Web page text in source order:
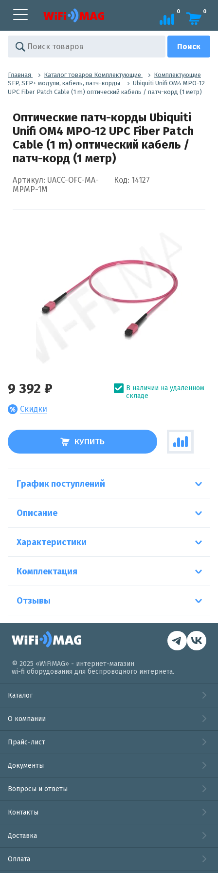
0 0
Главная Каталог товаров Комплектующие
Комплектующие
SFP, SFP+ модули, кабель, патч-корды
Ubiquiti Unifi OM4 MPO-12
UPC Fiber Patch Cable (1 m) оптический кабель / патч-корд (1 метр)
Оптические патч-корды Ubiquiti
Unifi OM4 MPO-12 UPC Fiber Patch
Cable (1 m) оптический кабель /
патч-корд (1 метр)
Артикул: UACC-OFC-MA-
MPMP-1M
Код: 14127
9 392 ₽
Скидки
В наличии на удаленном
складе
КУПИТЬ
График поступлений
Описание
Характеристики
Комплектация
Отзывы
© 2025 «WiFiMAG» - интернет-магазин
wi-fi оборудования для беспроводного интернета.
Каталог
О компании
Прайс-лист
Документы
Вопросы и ответы
Контакты
Доставка
Оплата